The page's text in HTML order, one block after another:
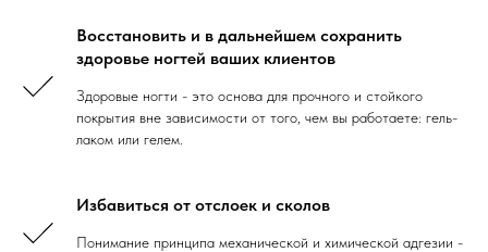
Восстановить и в дальнейшем сохранить
здоровье ногтей ваших клиентов
Здоровые ногти - это основа для прочного и стойкого
покрытия вне зависимости от того, чем вы работаете: гель-
лаком или гелем.
Избавиться от отслоек и сколов
Понимание принципа механической и химической адгезии -